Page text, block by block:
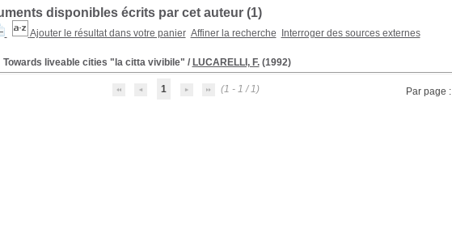
disponibles écrits par cet auteur (1)
Ajouter le résultat dans votre panier Affiner la recherche Interroger des sources externes
Towards liveable cities "la citta vivibile" / LUCARELLI, F.(1992)
1 (1 - 1 / 1) Par page :